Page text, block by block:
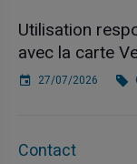
Utilisation
avec la carte
27/07/2026
Contact